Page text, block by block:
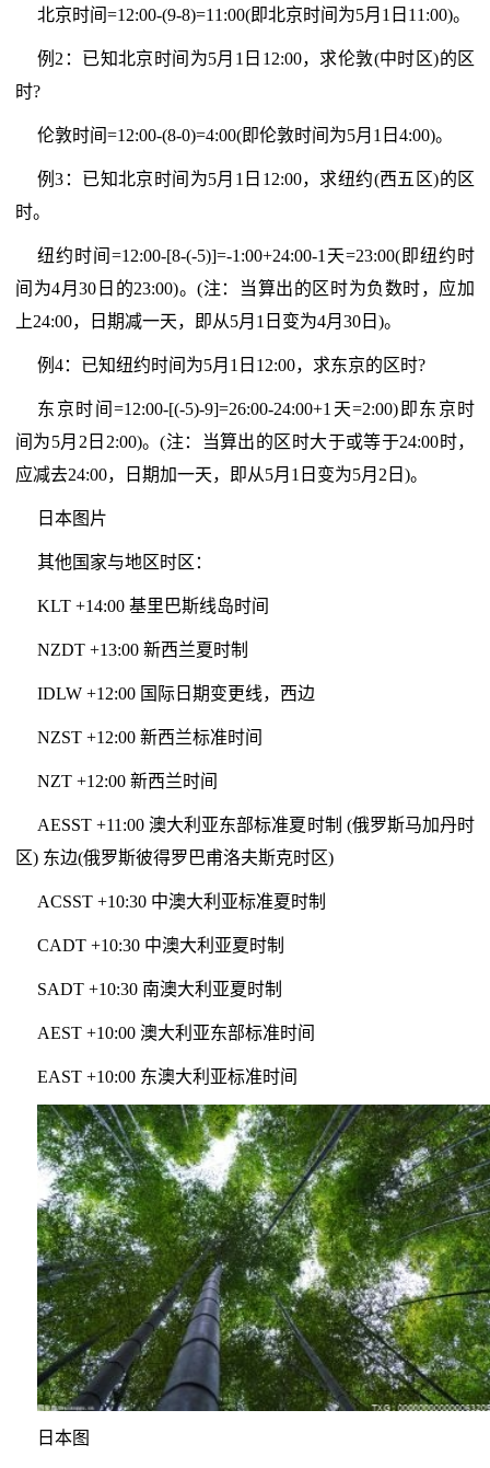
北京时间=12:00-(9-8)=11:00(即北京时间为5月1日11:00)。
例2：已知北京时间为5月1日12:00，求伦敦(中时区)的区
时?
伦敦时间=12:00-(8-0)=4:00(即伦敦时间为5月1日4:00)。
例3：已知北京时间为5月1日12:00，求纽约(西五区)的区
时。
纽约时间=12:00-[8-(-5)]=-1:00+24:00-1天=23:00(即纽约时
间为4月30日的23:00)。(注：当算出的区时为负数时，应加
上24:00，日期减一天，即从5月1日变为4月30日)。
例4：已知纽约时间为5月1日12:00，求东京的区时?
东京时间=12:00-[(-5)-9]=26:00-24:00+1天=2:00)即东京时
间为5月2日2:00)。(注：当算出的区时大于或等于24:00时，
应减去24:00，日期加一天，即从5月1日变为5月2日)。
日本图片
其他国家与地区时区：
KLT +14:00 基里巴斯线岛时间
NZDT +13:00 新西兰夏时制
IDLW +12:00 国际日期变更线，西边
NZST +12:00 新西兰标准时间
NZT +12:00 新西兰时间
AESST +11:00 澳大利亚东部标准夏时制 (俄罗斯马加丹时
区) 东边(俄罗斯彼得罗巴甫洛夫斯克时区)
ACSST +10:30 中澳大利亚标准夏时制
CADT +10:30 中澳大利亚夏时制
SADT +10:30 南澳大利亚夏时制
AEST +10:00 澳大利亚东部标准时间
EAST +10:00 东澳大利亚标准时间
日本图